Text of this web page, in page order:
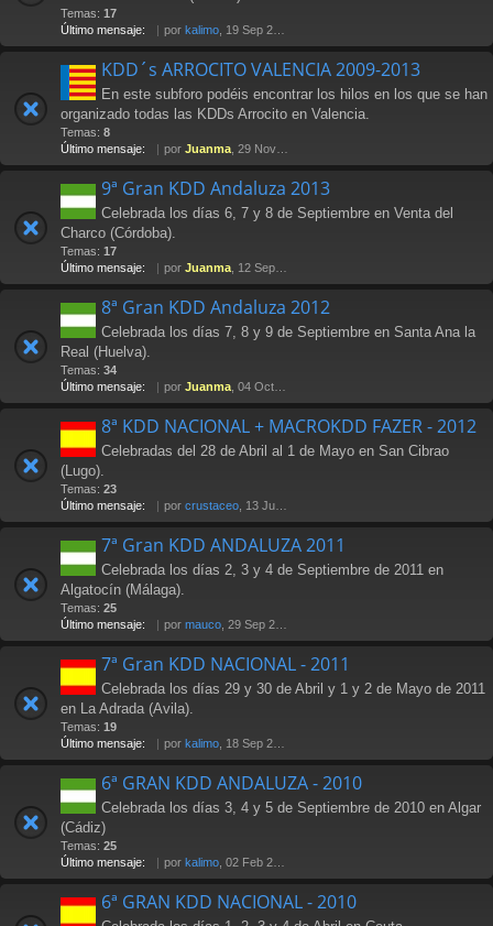
Temas: 17
Último mensaje:
por kalimo , 19 Sep 2014 20:50
KDD´s ARROCITO VALENCIA 2009-2013
En este subforo podéis encontrar los hilos en los que se han
organizado todas las KDDs Arrocito en Valencia.
Temas: 8
Último mensaje:
por Juanma , 29 Nov 2013 14:01
9ª Gran KDD Andaluza 2013
Celebrada los días 6, 7 y 8 de Septiembre en Venta del
Charco (Córdoba).
Temas: 17
Último mensaje:
por Juanma , 12 Sep 2013 22:52
8ª Gran KDD Andaluza 2012
Celebrada los días 7, 8 y 9 de Septiembre en Santa Ana la
Real (Huelva).
Temas: 34
Último mensaje:
por Juanma , 04 Oct 2012 15:24
8ª KDD NACIONAL + MACROKDD FAZER - 2012
Celebradas del 28 de Abril al 1 de Mayo en San Cibrao
(Lugo).
Temas: 23
Último mensaje:
por crustaceo , 13 Jul 2012 21:36
7ª Gran KDD ANDALUZA 2011
Celebrada los días 2, 3 y 4 de Septiembre de 2011 en
Algatocín (Málaga).
Temas: 25
Último mensaje:
por mauco , 29 Sep 2011 02:15
7ª Gran KDD NACIONAL - 2011
Celebrada los días 29 y 30 de Abril y 1 y 2 de Mayo de 2011
en La Adrada (Avila).
Temas: 19
Último mensaje:
por kalimo , 18 Sep 2011 23:36
6ª GRAN KDD ANDALUZA - 2010
Celebrada los días 3, 4 y 5 de Septiembre de 2010 en Algar
(Cádiz)
Temas: 25
Último mensaje:
por kalimo , 02 Feb 2011 16:01
6ª GRAN KDD NACIONAL - 2010